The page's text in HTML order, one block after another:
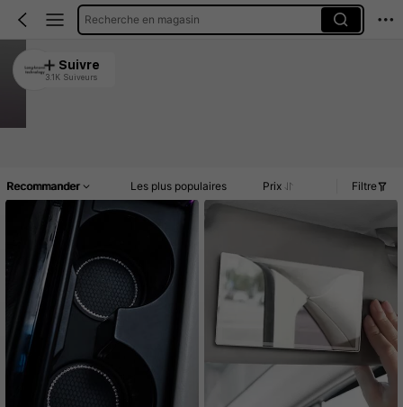
Recherche en magasin
Long-known technology
4.90
Suivre
3.1K Suiveurs
Recommander Les plus populaires Prix Filtre